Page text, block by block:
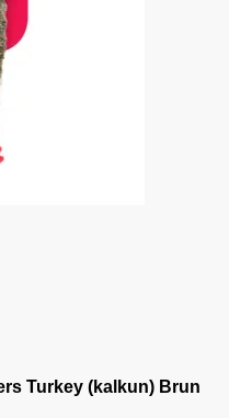
Turkey (kalkun) Brun